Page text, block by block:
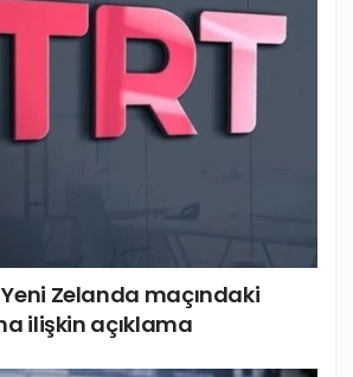
Zelanda maçındaki
ilişkin açıklama